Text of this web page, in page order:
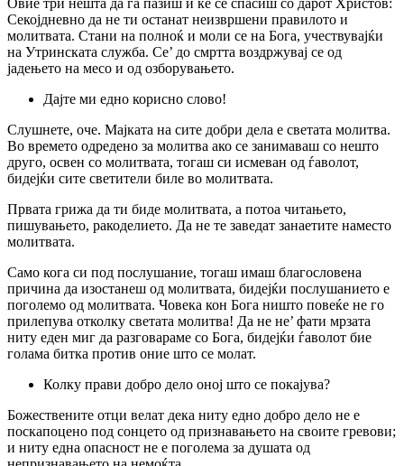
Секојдневно да не ти останат неизвршени правилото и
молитвата. Стани на полноќ и моли се на Бога, учествувајќи
на Утринската служба. Се’ до смртта воздржувај се од
јадењето на месо и од озборувањето.
Дајте ми едно корисно слово!
Слушнете, оче. Мајката на сите добри дела е светата молитва.
Во времето одредено за молитва ако се занимаваш co нешто
друго, освен co молитвата, тогаш си исмеван од ѓаволот,
бидејќи сите светители биле во молитвата.
Првата грижа да ти биде молитвата, a потоа читањето,
пишувањето, ракоделието. Да не те заведат занаетите наместо
молитвата.
Само кога си под послушание, тогаш имаш благословена
причина да изостанеш од молитвата, бидејќи послушанието е
поголемо од молитвата. Човека кон Бога ништо повеќе не го
прилепува отколку светата молитва! Да не не’ фати мрзата
ниту еден миг да разговараме co Бога, бидејќи ѓаволот бие
голама битка против оние што се молат.
Колку прави добро дело оној што се покајува?
Божествените отци велат дека ниту едно добро дело не е
поскапоцено под сонцето од признавањето на своите гревови;
и ниту една опасност не е поголема за душата од